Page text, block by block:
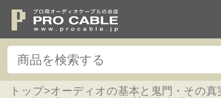
トップ>オーディオの基本と鬼門・その真